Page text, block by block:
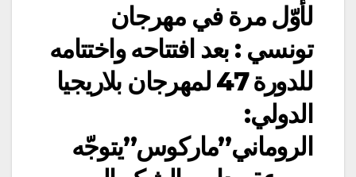
لأوّل مرة في مهرجان
تونسي : بعد افتتاحه واختتامه
للدورة 47 لمهرجان بلاريجيا
الدولي:
الروماني”ماركوس”يتوجّه